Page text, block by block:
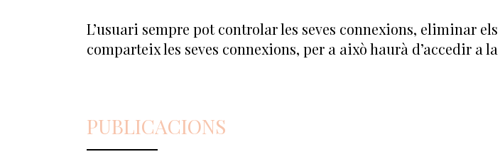
L’usuari sempre pot controlar les seves connexions, eliminar
comparteix les seves connexions, per a això haurà d’accedir a
PUBLICACIONS